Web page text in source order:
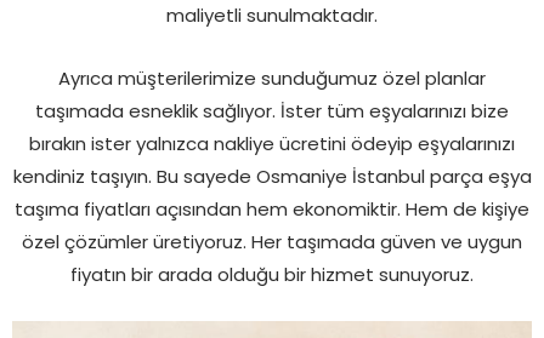
maliyetli sunulmaktadır.
Ayrıca müşterilerimize sunduğumuz özel planlar
taşımada esneklik sağlıyor. İster tüm eşyalarınızı bize
bırakın ister yalnızca nakliye ücretini ödeyip eşyalarınızı
kendiniz taşıyın. Bu sayede Osmaniye İstanbul parça eşya
taşıma fiyatları açısından hem ekonomiktir. Hem de kişiye
özel çözümler üretiyoruz. Her taşımada güven ve uygun
fiyatın bir arada olduğu bir hizmet sunuyoruz.